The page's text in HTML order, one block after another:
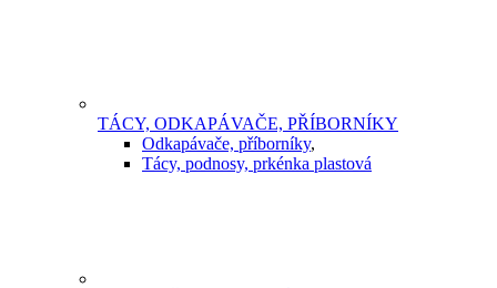
TÁCY, ODKAPÁVAČE, PŘÍBORNÍKY
Odkapávače, příborníky,
Tácy, podnosy, prkénka plastová